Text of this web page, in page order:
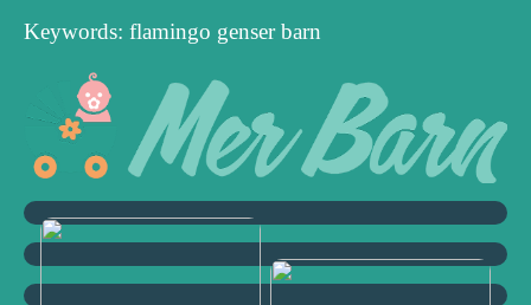
Keywords: flamingo genser barn